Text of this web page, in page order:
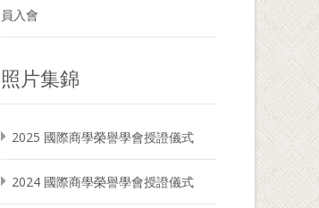
員入會
照片集錦
2025 國際商學榮譽學會授證儀式
2024 國際商學榮譽學會授證儀式